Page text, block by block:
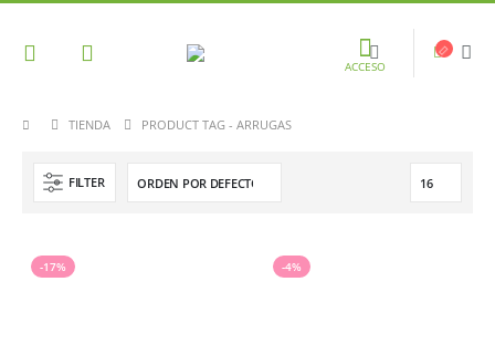
ACCESO
TIENDA PRODUCT TAG - ARRUGAS
FILTER
-17% -4%